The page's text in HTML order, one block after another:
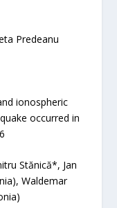
Predeanu
ionospheric
occurred in
Stănică*, Jan
Waldemar